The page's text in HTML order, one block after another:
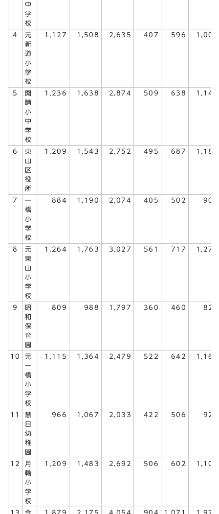
中
学
校
4
元
新
道
小
学
校
1,127 1,508 2,635 407 596 1,003
5
開
睛
小
中
学
校
1,236 1,638 2,874 509 638 1,147
6
東
山
区
役
所
1,209 1,543 2,752 495 687 1,182
7
一
橋
小
学
校
884 1,190 2,074 405 502 907
8
元
東
山
小
学
校
1,264 1,763 3,027 561 717 1,278
9
昭
和
保
育
園
809 988 1,797 360 460 820
10
元
一
橋
小
学
校
1,115 1,364 2,479 522 642 1,164
11
慧
日
幼
稚
園
966 1,067 2,033 422 506 928
12
月
輪
小
学
校
1,209 1,483 2,692 506 602 1,108